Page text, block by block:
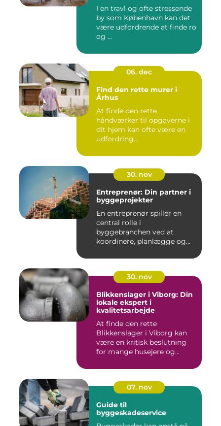
I en travl og ofte stressende
by som København kan det
være udfordrende at finde ro
og ...
06. dec
Find den rette murer i
Århus
At finde den rette
håndværker til opgaverne i
dit hjem kan ofte være en
udfordring...
30. nov
Entreprenør: Din partner i
byggeprojekter
En entreprenør spiller en
central rolle i
byggebranchen ved at
koordinere, planlægge og...
30. nov
Blikkenslager i Viborg: Din
lokale ekspert i
kvalitetsarbejde
At finde den rette
Blikkenslager i Viborg kan
være en kritisk beslutning
for mange husejere og...
07. nov
Guide til
byggeskadeservice